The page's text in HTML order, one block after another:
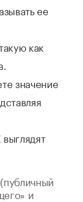
ее
как
значение
и